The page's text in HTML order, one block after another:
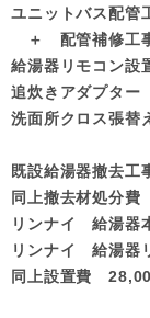
ユニットバス配
＋ 配管補修工
給湯器リモコン
追炊きアダプタ
洗面所クロス張
既設給湯器撤去
同上撤去材処分
リンナイ 給湯器
リンナイ 給湯器
同上設置費